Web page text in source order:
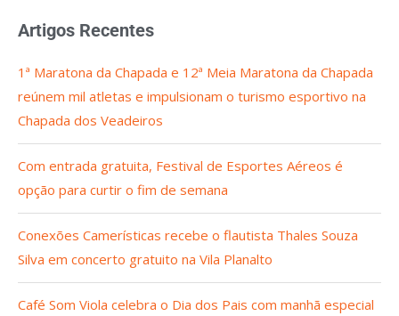
Artigos Recentes
1ª Maratona da Chapada e 12ª Meia Maratona da Chapada
reúnem mil atletas e impulsionam o turismo esportivo na
Chapada dos Veadeiros
Com entrada gratuita, Festival de Esportes Aéreos é
opção para curtir o fim de semana
Conexões Camerísticas recebe o flautista Thales Souza
Silva em concerto gratuito na Vila Planalto
Café Som Viola celebra o Dia dos Pais com manhã especial